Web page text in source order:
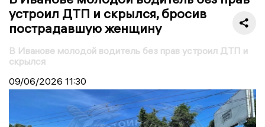
устроил ДТП и скрылся, бросив
пострадавшую женщину
В Иванове молодой водитель без прав устроил ДТП и
скрылся
09/06/2026 11:30